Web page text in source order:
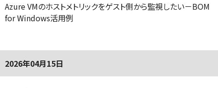
Azure VMのホストメトリックをゲスト側から監視したい－BOM
for Windows活用例
2026年04月15日